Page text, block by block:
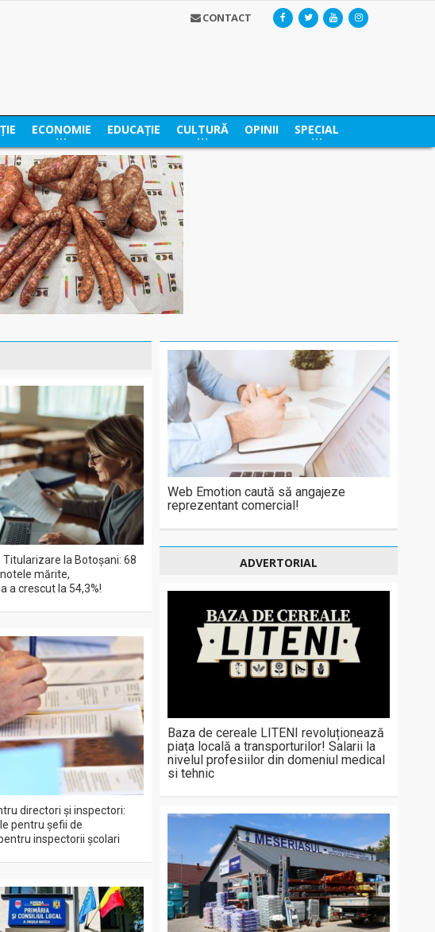
CONTACT
ECONOMIE EDUCAȚIE CULTURĂ OPINII SPECIAL
la Botoșani: 68
mărite,
a crescut la 54,3%!
directori și inspectori:
pentru șefii de
inspectorii școlari
Web Emotion caută să angajeze
reprezentant comercial!
ADVERTORIAL
Baza de cereale LITENI revoluționează
piața locală a transporturilor! Salarii la
nivelul profesiilor din domeniul medical
si tehnic